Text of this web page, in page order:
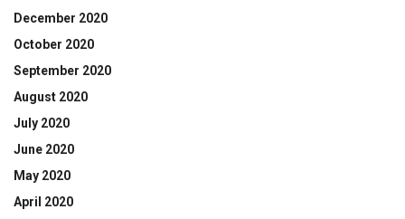
December 2020
October 2020
September 2020
August 2020
July 2020
June 2020
May 2020
April 2020